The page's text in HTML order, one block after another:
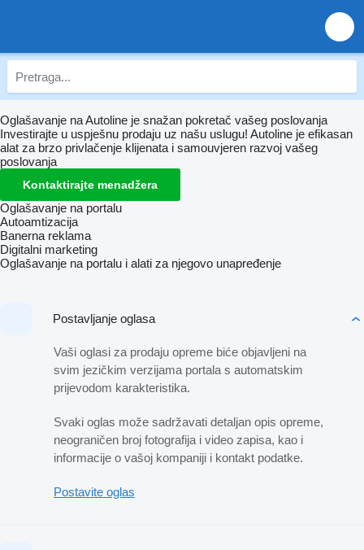
Oglašavanje na Autoline je snažan pokretač vašeg poslovanja
Investirajte u uspješnu prodaju uz našu uslugu! Autoline je efikasan
alat za brzo privlačenje klijenata i samouvjeren razvoj vašeg
poslovanja
Kontaktirajte menadžera
Oglašavanje na portalu
Autoamtizacija
Banerna reklama
Digitalni marketing
Oglašavanje na portalu i alati za njegovo unapređenje
Postavljanje oglasa
Vaši oglasi za prodaju opreme biće objavljeni na
svim jezičkim verzijama portala s automatskim
prijevodom karakteristika.
Svaki oglas može sadržavati detaljan opis opreme,
neograničen broj fotografija i video zapisa, kao i
informacije o vašoj kompaniji i kontakt podatke.
Postavite oglas